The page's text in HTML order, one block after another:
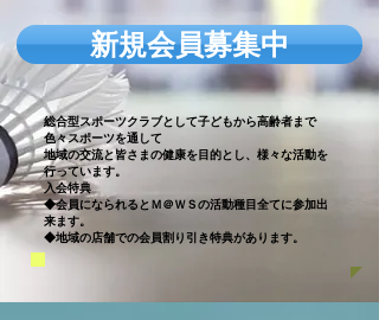
新規会員募集中
総合型スポーツクラブとして子どもから高齢者まで
色々スポーツを通して
地域の交流と皆さまの健康を目的とし、様々な活動を
行っています。
入会特典
◆会員になられるとＭ＠ＷＳの活動種目全てに参加出
来ます。
◆地域の店舗での会員割り引き特典があります。